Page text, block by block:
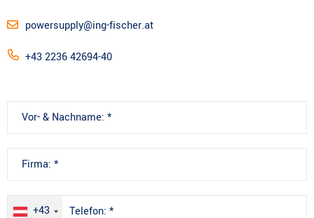
powersupply@ing-fischer.at
+43 2236 42694-40
+43